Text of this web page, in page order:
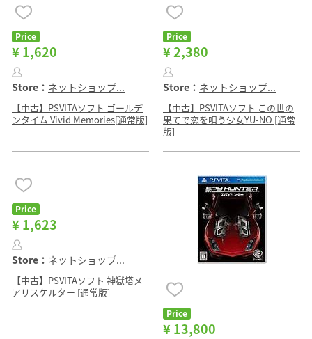
Price
¥ 1,620
Store： ネットショップ...
【中古】PSVITAソフト ゴールデ
ンタイム Vivid Memories[通常版]
Price
¥ 2,380
Store： ネットショップ...
【中古】PSVITAソフト この世の
果てで恋を唄う少女YU-NO [通常
版]
Price
¥ 1,623
Store： ネットショップ...
【中古】PSVITAソフト 神獄塔メ
アリスケルター [通常版]
Price
¥ 13,800